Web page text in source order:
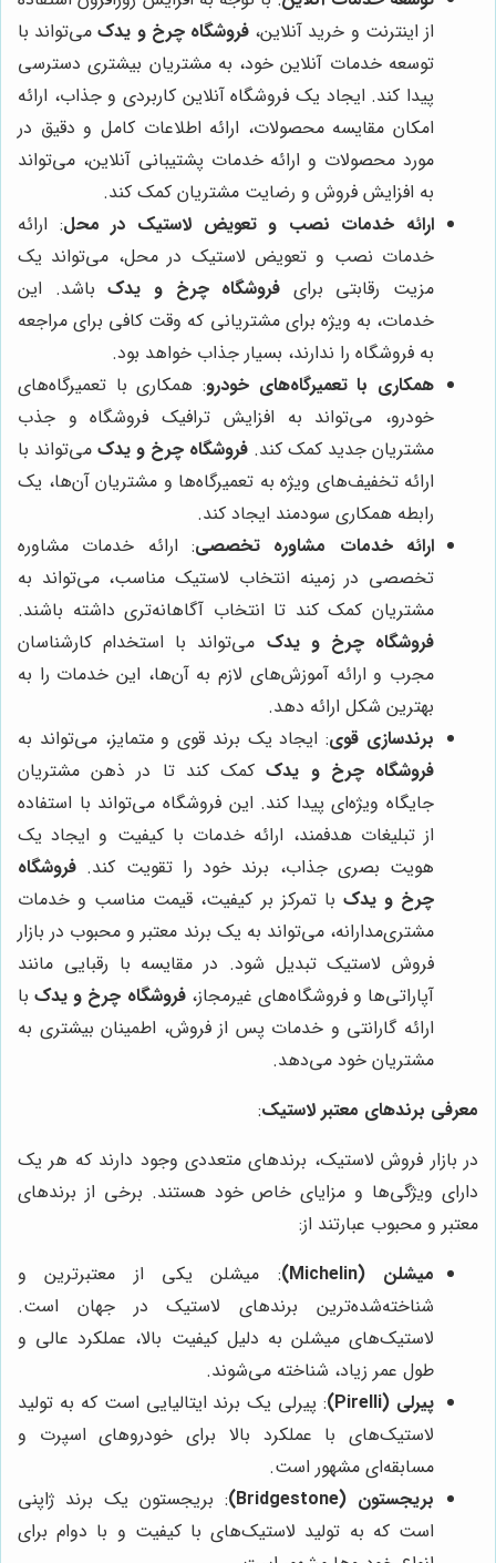
از اینترنت و خرید آنلاین، فروشگاه چرخ و یدکمی‌تواند با
توسعه خدمات آنلاین خود، به مشتریان بیشتری دسترسی
پیدا کند. ایجاد یک فروشگاه آنلاین کاربردی و جذاب، ارائه
امکان مقایسه محصولات، ارائه اطلاعات کامل و دقیق در
مورد محصولات و ارائه خدمات پشتیبانی آنلاین، می‌تواند
به افزایش فروش و رضایت مشتریان کمک کند.
ارائه خدمات نصب و تعویض لاستیک در محل: ارائه
خدمات نصب و تعویض لاستیک در محل، می‌تواند یک
مزیت رقابتی برای فروشگاه چرخ و یدکباشد. این
خدمات، به ویژه برای مشتریانی که وقت کافی برای مراجعه
به فروشگاه را ندارند، بسیار جذاب خواهد بود.
همکاری با تعمیرگاه‌های خودرو: همکاری با تعمیرگاه‌های
خودرو، می‌تواند به افزایش ترافیک فروشگاه و جذب
مشتریان جدید کمک کند. فروشگاه چرخ و یدک می‌تواند با
ارائه تخفیف‌های ویژه به تعمیرگاه‌ها و مشتریان آن‌ها، یک
رابطه همکاری سودمند ایجاد کند.
ارائه خدمات مشاوره تخصصی: ارائه خدمات مشاوره
تخصصی در زمینه انتخاب لاستیک مناسب، می‌تواند به
مشتریان کمک کند تا انتخاب آگاهانه‌تری داشته باشند.
فروشگاه چرخ و یدک می‌تواند با استخدام کارشناسان
مجرب و ارائه آموزش‌های لازم به آن‌ها، این خدمات را به
بهترین شکل ارائه دهد.
برندسازی قوی: ایجاد یک برند قوی و متمایز، می‌تواند به
فروشگاه چرخ و یدککمک کند تا در ذهن مشتریان
جایگاه ویژه‌ای پیدا کند. این فروشگاه می‌تواند با استفاده
از تبلیغات هدفمند، ارائه خدمات با کیفیت و ایجاد یک
هویت بصری جذاب، برند خود را تقویت کند. فروشگاه
چرخ و یدک با تمرکز بر کیفیت، قیمت مناسب و خدمات
مشتری‌مدارانه، می‌تواند به یک برند معتبر و محبوب در بازار
فروش لاستیک تبدیل شود. در مقایسه با رقبایی مانند
آپاراتی‌ها و فروشگاه‌های غیرمجاز،فروشگاه چرخ و یدکبا
ارائه گارانتی و خدمات پس از فروش، اطمینان بیشتری به
مشتریان خود می‌دهد.
معرفی برندهای معتبر لاستیک:
در بازار فروش لاستیک، برندهای متعددی وجود دارند که هر یک
دارای ویژگی‌ها و مزایای خاص خود هستند. برخی از برندهای
معتبر و محبوب عبارتند از:
میشلن (Michelin)
: میشلن یکی از معتبرترین و
شناخته‌شده‌ترین برندهای لاستیک در جهان است.
لاستیک‌های میشلن به دلیل کیفیت بالا، عملکرد عالی و
طول عمر زیاد، شناخته می‌شوند.
پیرلی (Pirelli)
: پیرلی یک برند ایتالیایی است که به تولید
لاستیک‌های با عملکرد بالا برای خودروهای اسپرت و
مسابقه‌ای مشهور است.
بریجستون (Bridgestone)
: بریجستون یک برند ژاپنی
است که به تولید لاستیک‌های با کیفیت و با دوام برای